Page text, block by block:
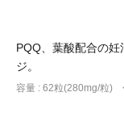
ログ
商品を探す
PQQ、葉酸配合の
ジ。
容量 : 62粒(280mg/粒)